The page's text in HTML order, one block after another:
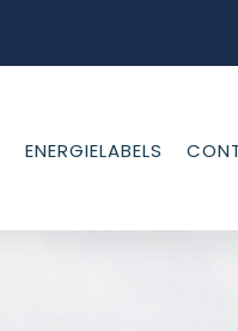
ENERGIELABELS